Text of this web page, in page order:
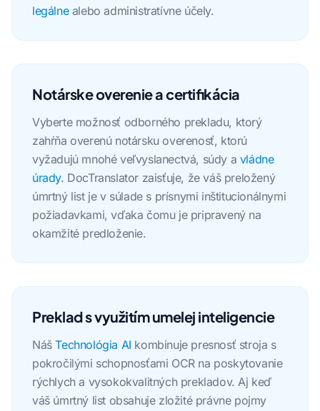
legálnealebo administratívne účely.
Notárske overenie a certifikácia
Vyberte možnosť odborného prekladu, ktorý
zahŕňa overenú notársku overenosť, ktorú
vyžadujú mnohé veľvyslanectvá, súdy a vládne
úrady. DocTranslator zaisťuje, že váš preložený
úmrtný list je v súlade s prísnymi inštitucionálnymi
požiadavkami, vďaka čomu je pripravený na
okamžité predloženie.
Preklad s využitím umelej inteligencie
NášTechnológia AI kombinuje presnosť stroja s
pokročilými schopnosťami OCR na poskytovanie
rýchlych a vysokokvalitných prekladov. Aj keď
váš úmrtný list obsahuje zložité právne pojmy